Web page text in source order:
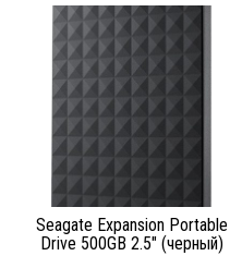
Seagate Expansion Portable
Drive 500GB 2.5″ (черный)